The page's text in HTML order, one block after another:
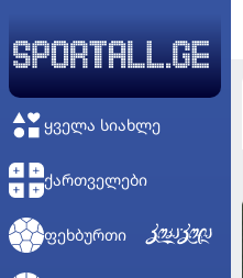
ᲧᲕᲔᲚᲐ ᲡᲘᲐᲮᲚᲔ
ᲥᲐᲠᲗᲕᲔᲚᲔᲑᲘ
ᲤᲔᲮᲑᲣᲠᲗᲘ